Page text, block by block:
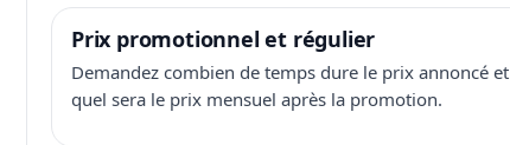
Prix promotionnel et régulier
Demandez combien de temps dure le prix annoncé et
quel sera le prix mensuel après la promotion.